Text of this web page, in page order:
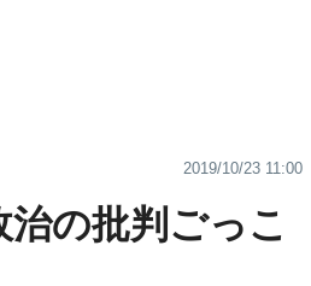
2019/10/23 11:00
の批判ごっこ